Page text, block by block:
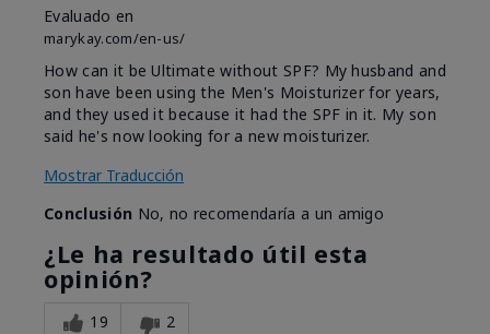
Evaluado en
marykay.com/en-us/
How can it be Ultimate without SPF? My husband and
son have been using the Men's Moisturizer for years,
and they used it because it had the SPF in it. My son
said he's now looking for a new moisturizer.
Mostrar Traducción
Conclusión No, no recomendaría a un amigo
¿Le ha resultado útil esta
opinión?
19 2